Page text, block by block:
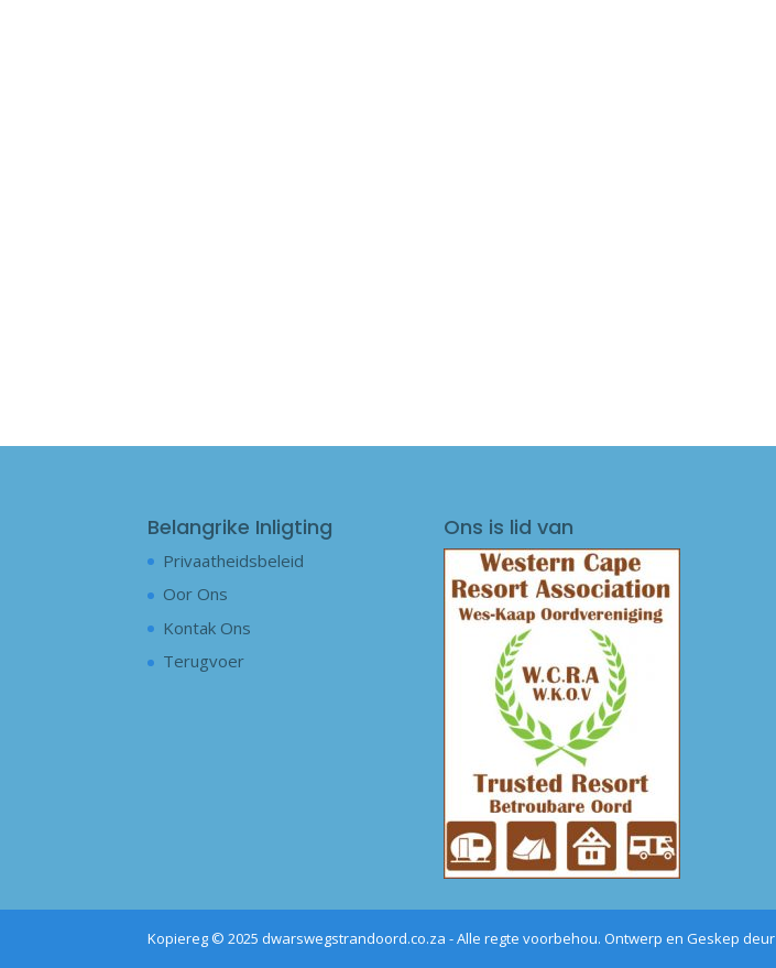
Belangrike Inligting
Privaatheidsbeleid
Oor Ons
Kontak Ons
Terugvoer
Ons is lid van
Kopiereg © 2025 dwarswegstrandoord.co.za - Alle regte voorbehou. Ontwerp en Geskep deur